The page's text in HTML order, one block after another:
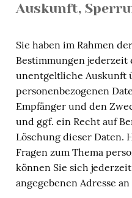
Auskunft,
Sie haben im Rahmen
Bestimmungen jederzeit
unentgeltliche Auskunft
personenbezogenen
Empfänger und den
und ggf. ein Recht auf
Löschung dieser Daten.
Fragen zum Thema
können Sie sich
angegebenen Adresse